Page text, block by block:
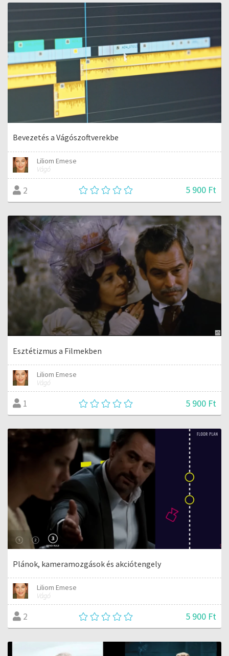
Bevezetés a Vágószoftverekbe
Liliom Emese
Vágó
2 5 900 Ft
Esztétizmus a Filmekben
Liliom Emese
Vágó
1 5 900 Ft
Plánok, kameramozgások és akciótengely
Liliom Emese
Vágó
2 5 900 Ft